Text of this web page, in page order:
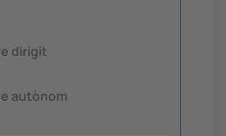
dirigit
autònom